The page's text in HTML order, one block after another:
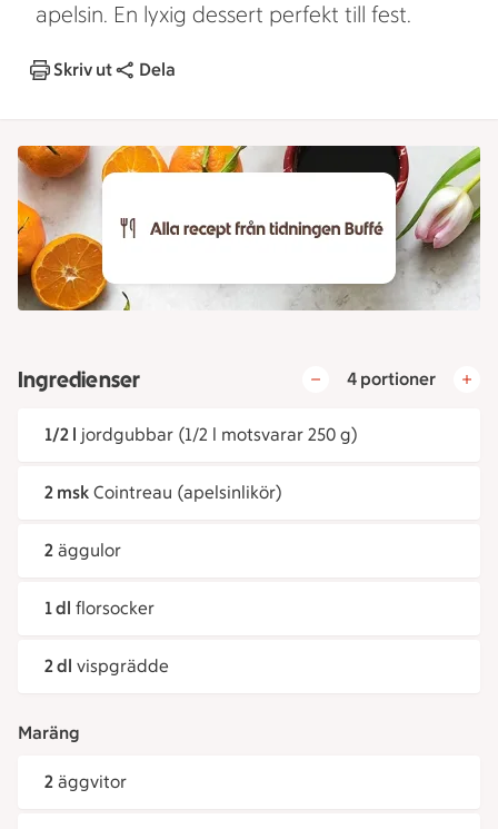
apelsin. En lyxig dessert perfekt till fest.
Skriv ut Dela
Ingredienser 4 portioner
1/2 l jordgubbar (1/2 l motsvarar 250 g)
2 msk Cointreau (apelsinlikör)
2 äggulor
1 dl florsocker
2 dl vispgrädde
Maräng
2 äggvitor